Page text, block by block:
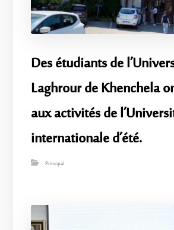
Des étudiants de
Laghrour de Khenchela
aux activités de
internationale d’été.
Principal